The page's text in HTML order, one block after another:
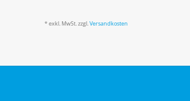
* exkl. MwSt. zzgl. Versandkosten